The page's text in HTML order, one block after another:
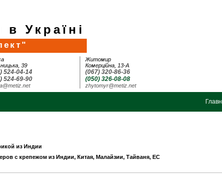
Україні
39
524-04-14
524-69-90
Житомир
Комерційна, 13-А
(067) 320-86-36
(050) 326-08-08
zhytomyr@metiz.net
из Индии
с крепежом из Индии, Китая, Малайзии, Тайваня, ЕС